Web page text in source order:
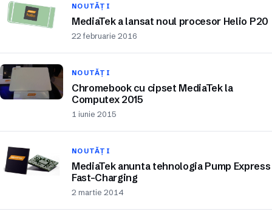
NOUTĂȚI
MediaTek a lansat noul procesor Helio P20
22 februarie 2016
NOUTĂȚI
Chromebook cu cipset MediaTek la
Computex 2015
1 iunie 2015
NOUTĂȚI
MediaTek anunta tehnologia Pump Express
Fast-Charging
2 martie 2014